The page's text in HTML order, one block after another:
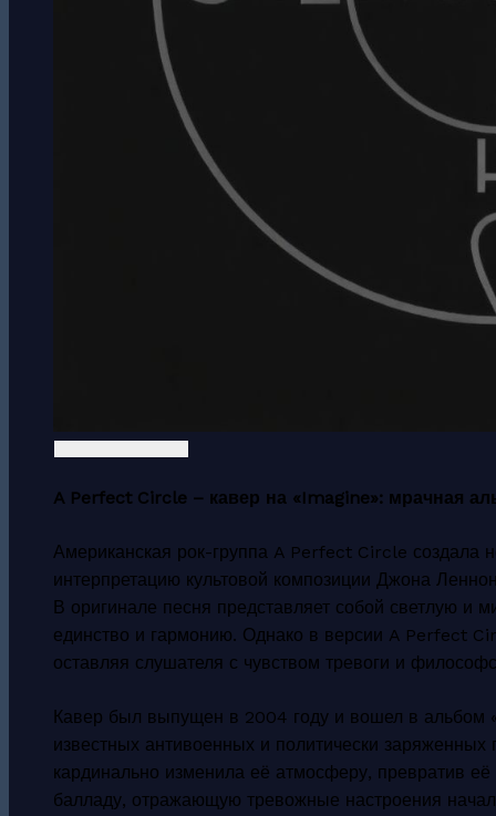
A Perfect Circle – кавер на «Imagine»: мрачная
Американская рок-группа A Perfect Circle
интерпретацию культовой композиции Джона
В оригинале песня представляет собой светлую
единство и гармонию. Однако в версии A Perfect
оставляя слушателя с чувством тревоги и
Кавер был выпущен в 2004 году и вошел в альбом
известных антивоенных и политически
кардинально изменила её атмосферу, превратив
балладу, отражающую тревожные настроения